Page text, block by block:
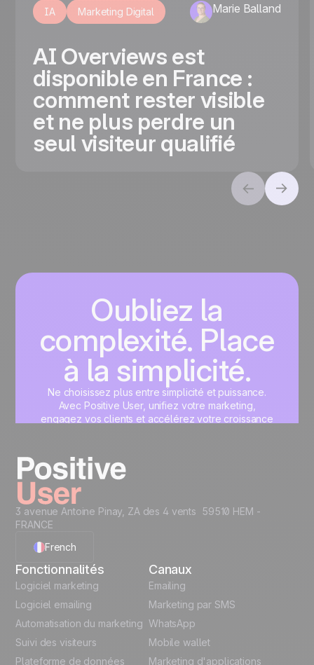
IA Marketing Digital Marie Balland
AI Overviews est
disponible en France :
comment rester visible
et ne plus perdre un
seul visiteur qualifié
Oubliez la
complexité. Place
à la simplicité.
Ne choisissez plus entre simplicité et puissance.
Avec Positive User, unifiez votre marketing,
engagez vos clients et accélérez votre croissance
Commencez maintenant
3 avenue Antoine Pinay, ZA des 4 vents 59510 HEM -
FRANCE
French
English
German
Fonctionnalités
Logiciel marketing
Logiciel emailing
Automatisation du marketing
Suivi des visiteurs
Plateforme de données
Canaux
Emailing
Marketing par SMS
WhatsApp
Mobile wallet
Marketing d'applications